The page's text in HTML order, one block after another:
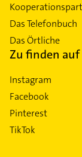
Das Telefonbuch
Das Örtliche
Zu finden auf
Instagram
Facebook
Pinterest
TikTok